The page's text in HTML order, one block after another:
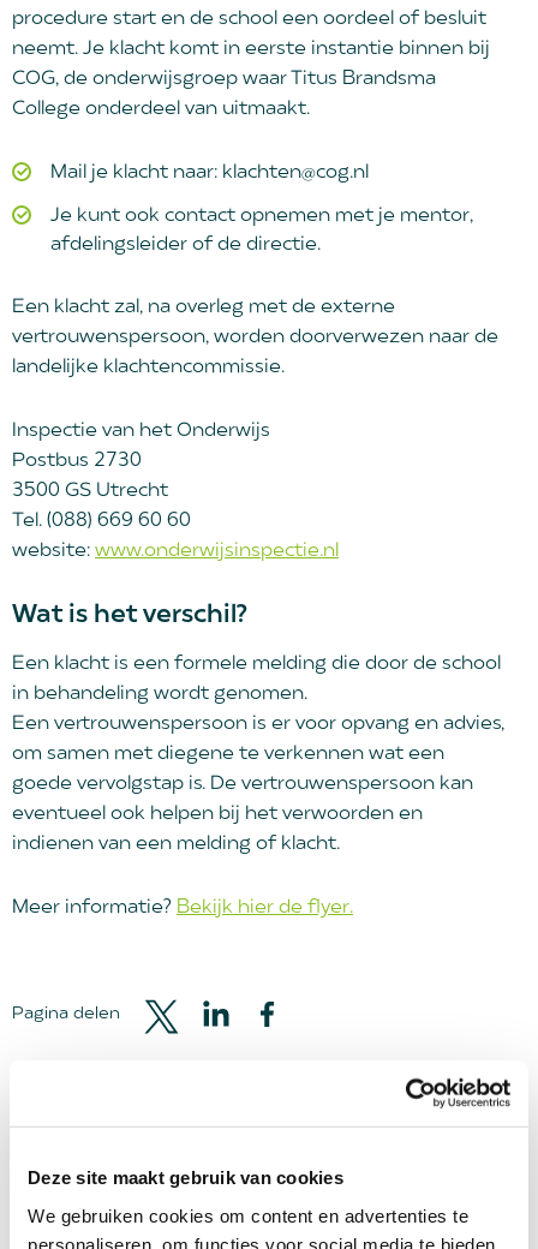
Deze site maakt gebruik van cookies
We gebruiken cookies om content en advertenties te
personaliseren, om functies voor social media te bieden
procedure start en de school een oordeel of besluit
neemt. Je klacht komt in eerste instantie binnen bij
COG, de onderwijsgroep waar Titus Brandsma
College onderdeel van uitmaakt.
Mail je klacht naar: klachten@cog.nl
Je kunt ook contact opnemen met je mentor,
afdelingsleider of de directie.
Een klacht zal, na overleg met de externe
vertrouwenspersoon, worden doorverwezen naar de
landelijke klachtencommissie.
Inspectie van het Onderwijs
Postbus 2730
3500 GS Utrecht
Tel. (088) 669 60 60
website: www.onderwijsinspectie.nl
Wat is het verschil?
Een klacht is een formele melding die door de school
in behandeling wordt genomen.
Een vertrouwenspersoon is er voor opvang en advies,
om samen met diegene te verkennen wat een
goede vervolgstap is. De vertrouwenspersoon kan
eventueel ook helpen bij het verwoorden en
indienen van een melding of klacht.
Meer informatie? Bekijk hier de flyer.
Pagina delen
Submenublock
main